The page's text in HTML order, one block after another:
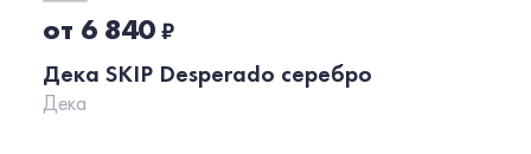
от 6 840₽
Дека SKIP Desperado серебро
Дека